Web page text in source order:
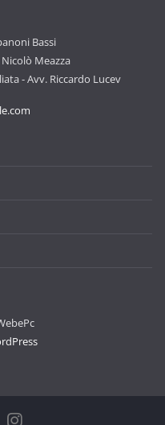
Bassi
Meazza
- Avv. Riccardo Lucev